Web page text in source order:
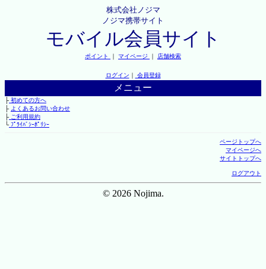
株式会社ノジマ
ノジマ携帯サイト
モバイル会員サイト
ポイント ｜ マイページ ｜ 店舗検索
ログイン ｜ 会員登録
メニュー
├初めての方へ
├ よくあるお問い合わせ
├ご利用規約
└ﾌﾟﾗｲﾊﾞｼｰﾎﾟﾘｼｰ
ページトップへ
マイページへ
サイトトップへ
ログアウト
© 2026 Nojima.